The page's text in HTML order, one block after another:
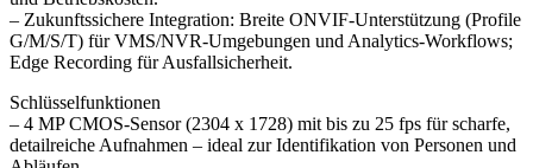
– Zukunftssichere Integration: Breite ONVIF-Unterstützung (Profile
G/M/S/T) für VMS/NVR-Umgebungen und Analytics-Workflows;
Edge Recording für Ausfallsicherheit.
Schlüsselfunktionen
– 4 MP CMOS-Sensor (2304 x 1728) mit bis zu 25 fps für scharfe,
detailreiche Aufnahmen – ideal zur Identifikation von Personen und